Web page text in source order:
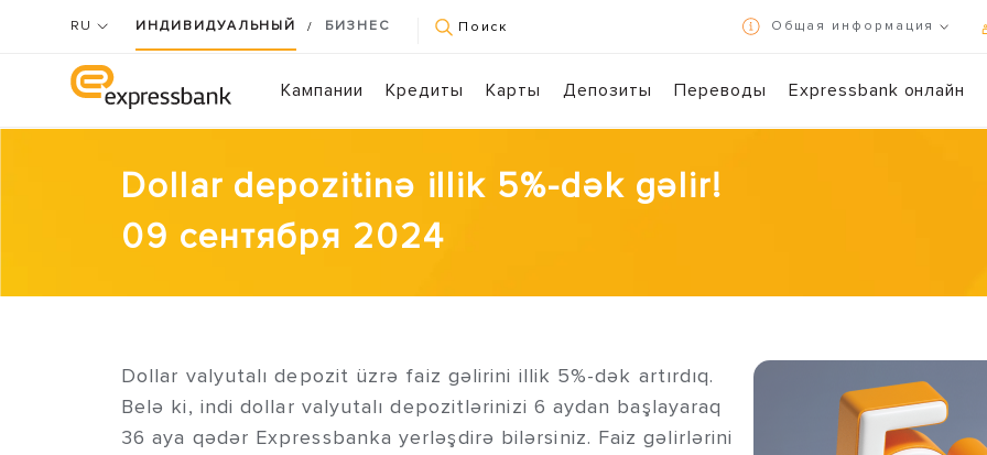
RU ИНДИВИДУАЛЬНЫЙ / БИЗНЕС Поиск Общая информация
Кампании Кредиты Карты Депозиты Переводы Expressbank онлайн
Dollar depozitinə illik 5%-dək gəlir!
09 сентября 2024
Dollar valyutalı depozit üzrə faiz gəlirini illik 5%-dək artırdıq.
Belə ki, indi dollar valyutalı depozitlərinizi 6 aydan başlayaraq
36 aya qədər Expressbanka yerləşdirə bilərsiniz. Faiz gəlirlərini